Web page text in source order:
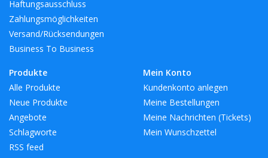
Inspiration für alle, die sich für Design und die Schaffung einer
stilvollen und attraktiven Umgebung zum Leben und Essen
interessieren. Das gilt auch für die vielen professionellen
Innenarchitekten und international renommierten Hotelketten,
Eine wunderbare Auswahl an Produkten für jeden Stil.
BreiteMM: 83
DiameterMM:
HöheMM: 170
Haftungsausschluss
Zahlungsmöglichkeiten
Versand/Rücksendungen
Business To Business
Produkte
Alle Produkte
Neue Produkte
Angebote
Schlagworte
RSS feed
Mein Konto
Kundenkonto anlegen
Meine Bestellungen
Meine Nachrichten (Tickets)
Mein Wunschzettel